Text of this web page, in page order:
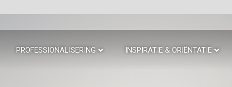
PROFESSIONALISERING INSPIRATIE & ORIËNTATIE